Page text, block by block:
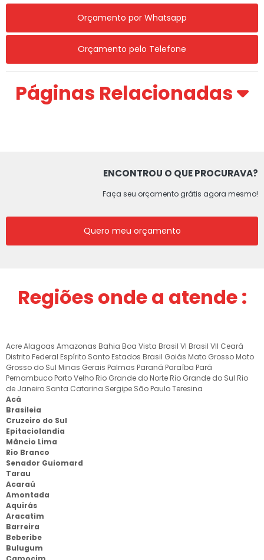
Orçamento por Whatsapp
Orçamento pelo Telefone
Páginas Relacionadas
ENCONTROU O QUE PROCURAVA?
Faça seu orçamento grátis agora mesmo!
Quero meu orçamento
Regiões onde a atende :
AcreAlagoas Amazonas Bahia Boa Vista Brasil VI Brasil VII Ceará
Distrito Federal Espírito Santo Estados Brasil Goiás Mato Grosso Mato
Grosso do Sul Minas Gerais Palmas Paraná Paraíba Pará
Pernambuco Porto Velho Rio Grande do Norte Rio Grande do Sul Rio
de Janeiro Santa Catarina Sergipe São PauloTeresina
Acá
Brasileia
Cruzeiro do Sul
Epitaciolandia
Mâncio Lima
Rio Branco
Senador Guiomard
Tarau
Acaraú
Amontada
Aquirás
Aracatim
Barreira
Beberibe
Bulugum